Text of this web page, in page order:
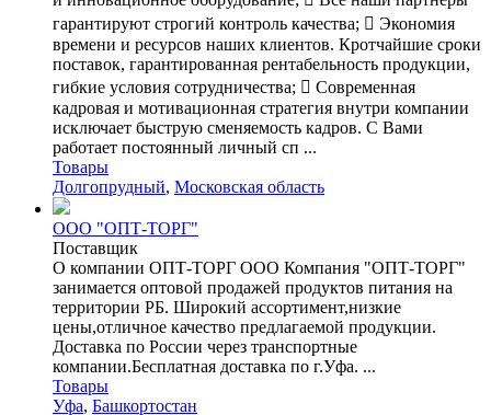
гарантируют строгий контроль качества;  Экономия
времени и ресурсов наших клиентов. Кротчайшие сроки
поставок, гарантированная рентабельность продукции,
гибкие условия сотрудничества;  Современная
кадровая и мотивационная стратегия внутри компании
исключает быструю сменяемость кадров. С Вами
работает постоянный личный сп ...
Товары
Долгопрудный, Московская область
ООО "ОПТ-ТОРГ"
Поставщик
О компании ОПТ-ТОРГ ООО Компания "ОПТ-ТОРГ"
занимается оптовой продажей продуктов питания на
территории РБ. Широкий ассортимент,низкие
цены,отличное качество предлагаемой продукции.
Доставка по России через транспортные
компании.Бесплатная доставка по г.Уфа. ...
Товары
Уфа, Башкортостан